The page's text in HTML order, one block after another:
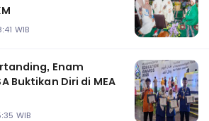
WIB
Enam
Buktikan Diri di MEA
WIB